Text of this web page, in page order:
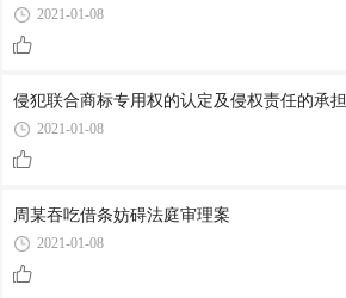
2021-01-08
侵犯联合商标专用权的认定及侵权责任的承担
2021-01-08
周某吞吃借条妨碍法庭审理案
2021-01-08